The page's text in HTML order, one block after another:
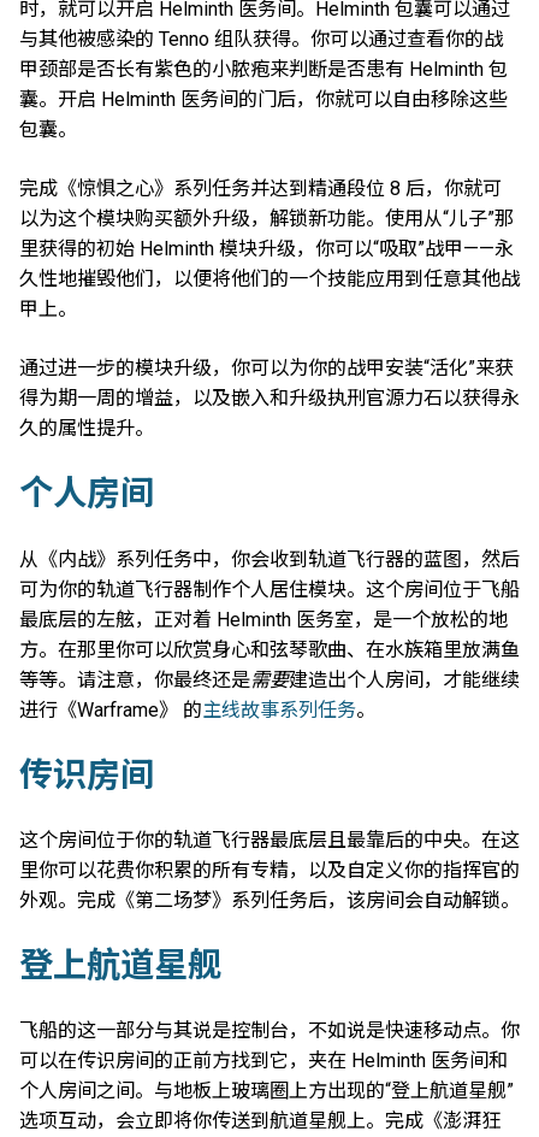
时，就可以开启 Helminth 医务间。Helminth 包囊可以通过
与其他被感染的 Tenno 组队获得。你可以通过查看你的战
甲颈部是否长有紫色的小脓疱来判断是否患有 Helminth 包
囊。开启 Helminth 医务间的门后，你就可以自由移除这些
包囊。
完成《惊惧之心》系列任务并达到精通段位 8 后，你就可
以为这个模块购买额外升级，解锁新功能。使用从“儿子”那
里获得的初始 Helminth 模块升级，你可以“吸取”战甲——永
久性地摧毁他们，以便将他们的一个技能应用到任意其他战
甲上。
通过进一步的模块升级，你可以为你的战甲安装“活化”来获
得为期一周的增益，以及嵌入和升级执刑官源力石以获得永
久的属性提升。
个人房间
从《内战》系列任务中，你会收到轨道飞行器的蓝图，然后
可为你的轨道飞行器制作个人居住模块。这个房间位于飞船
最底层的左舷，正对着 Helminth 医务室，是一个放松的地
方。在那里你可以欣赏身心和弦琴歌曲、在水族箱里放满鱼
等等。请注意，你最终还是需要建造出个人房间，才能继续
进行《Warframe》 的主线故事系列任务。
传识房间
这个房间位于你的轨道飞行器最底层且最靠后的中央。在这
里你可以花费你积累的所有专精，以及自定义你的指挥官的
外观。完成《第二场梦》系列任务后，该房间会自动解锁。
登上航道星舰
飞船的这一部分与其说是控制台，不如说是快速移动点。你
可以在传识房间的正前方找到它，夹在 Helminth 医务间和
个人房间之间。与地板上玻璃圈上方出现的“登上航道星舰”
选项互动，会立即将你传送到航道星舰上。完成《澎湃狂